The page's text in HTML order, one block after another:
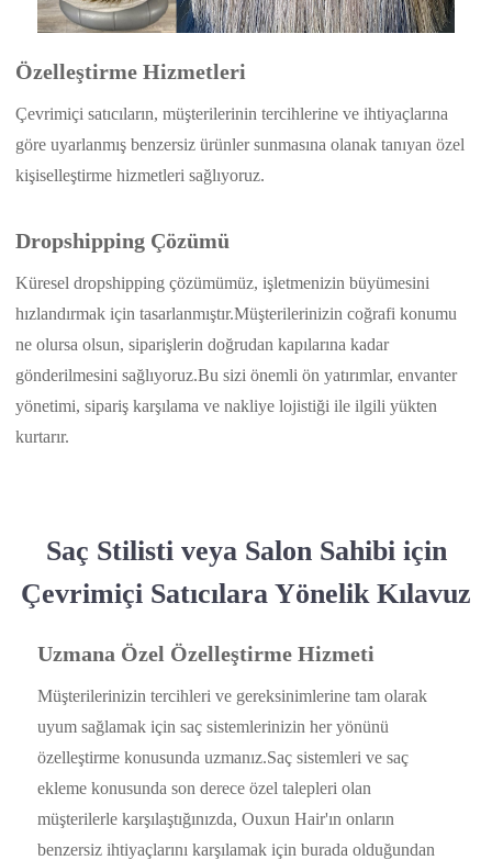
Özelleştirme Hizmetleri
Çevrimiçi satıcıların, müşterilerinin tercihlerine ve ihtiyaçlarına
göre uyarlanmış benzersiz ürünler sunmasına olanak tanıyan özel
kişiselleştirme hizmetleri sağlıyoruz.
Dropshipping Çözümü
Küresel dropshipping çözümümüz, işletmenizin büyümesini
hızlandırmak için tasarlanmıştır.Müşterilerinizin coğrafi konumu
ne olursa olsun, siparişlerin doğrudan kapılarına kadar
gönderilmesini sağlıyoruz.Bu sizi önemli ön yatırımlar, envanter
yönetimi, sipariş karşılama ve nakliye lojistiği ile ilgili yükten
kurtarır.
Saç Stilisti veya Salon Sahibi için
Çevrimiçi Satıcılara Yönelik Kılavuz
Uzmana Özel Özelleştirme Hizmeti
Müşterilerinizin tercihleri ​​ve gereksinimlerine tam olarak
uyum sağlamak için saç sistemlerinizin her yönünü
özelleştirme konusunda uzmanız.Saç sistemleri ve saç
ekleme konusunda son derece özel talepleri olan
müşterilerle karşılaştığınızda, Ouxun Hair'ın onların
benzersiz ihtiyaçlarını karşılamak için burada olduğundan